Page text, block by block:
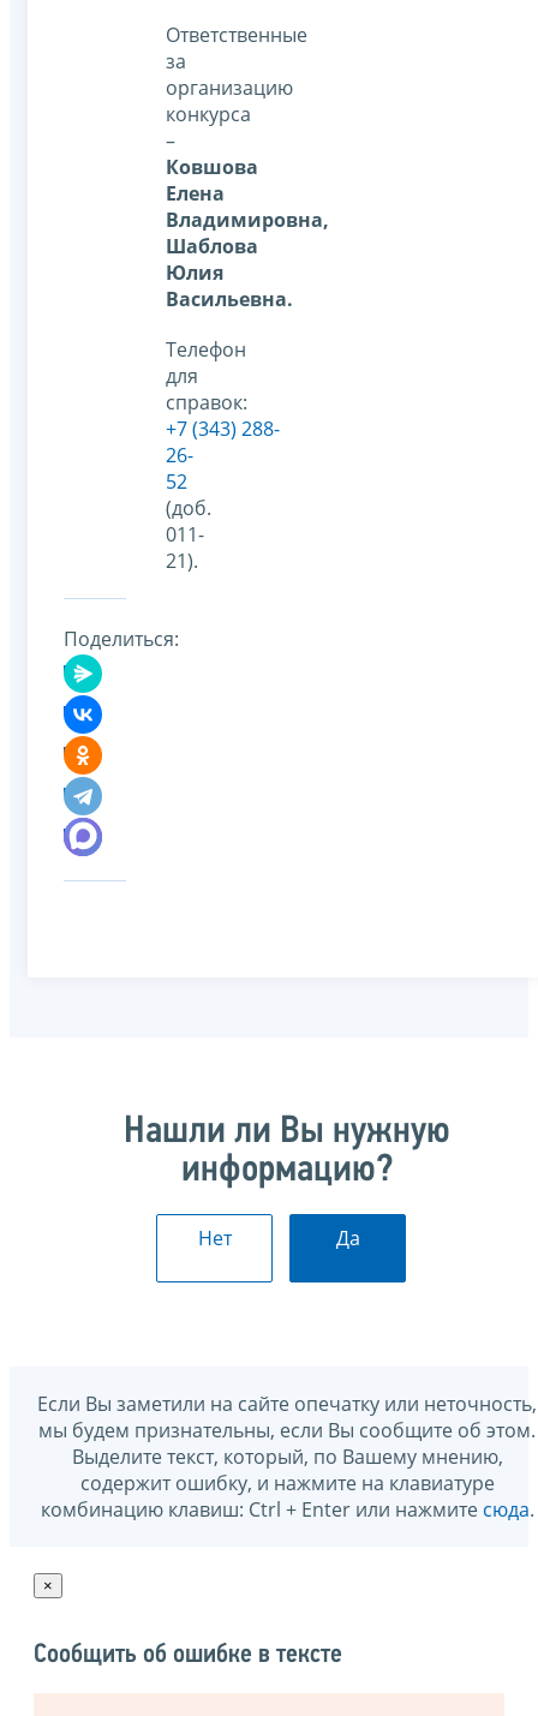
Ответственные
за
организацию
конкурса
–
Ковшова
Елена
Владимировна,
Шаблова
Юлия
Васильевна.
Телефон
для
справок:
+7 (343) 288-
26-
52
(доб.
011-
21).
Поделиться:
Нашли ли Вы нужную
информацию?
Нет Да
Если Вы заметили на сайте опечатку или неточность,
мы будем признательны, если Вы сообщите об этом.
Выделите текст, который, по Вашему мнению,
содержит ошибку, и нажмите на клавиатуре
комбинацию клавиш: Ctrl + Enter или нажмите сюда.
×
Сообщить об ошибке в тексте